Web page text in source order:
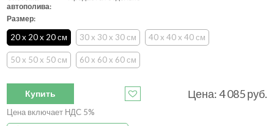
автополива:
Размер:
20 x 20 x 20 см 30 x 30 x 30 см 40 x 40 x 40 см
50 x 50 x 50 см 60 x 60 x 60 см
Купить Цена:4 085руб.
Цена включает НДС 5%